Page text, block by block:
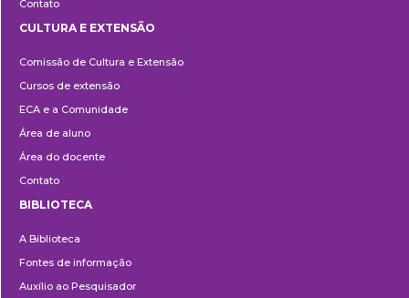
Contato
e
Extensão
CULTURA E EXTENSÃO
Comissão de Cultura e Extensão
Cursos de extensão
ECA e a Comunidade
Área de aluno
Área do docente
Contato
BIBLIOTECA
A Biblioteca
Fontes de informação
Auxílio ao Pesquisador